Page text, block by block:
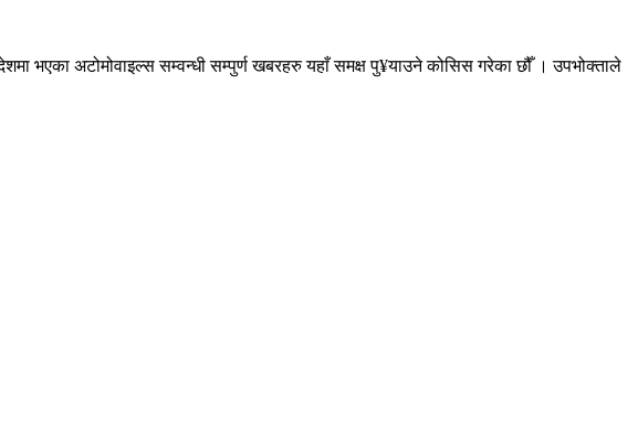
भएका अटोमोवाइल्स सम्वन्धी सम्पुर्ण खबरहरु यहाँ समक्ष पु¥याउने कोसिस गरेका छौँ । उपभोक्ताले